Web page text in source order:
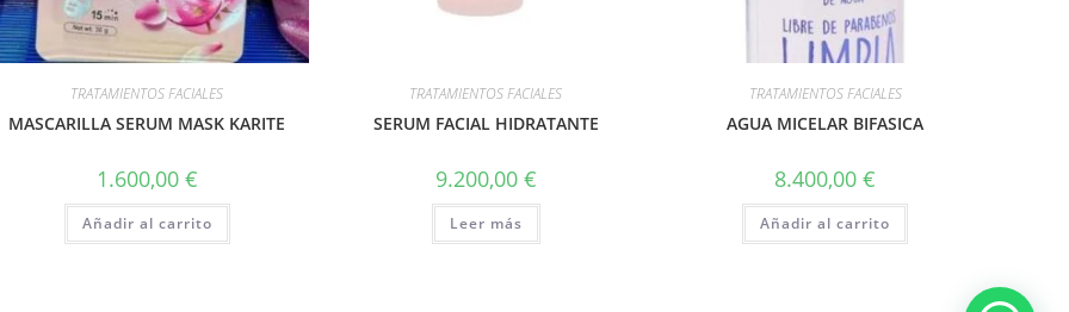
TRATAMIENTOS FACIALES
MASCARILLA SERUM MASK KARITE
1.600,00 €
Añadir al carrito
TRATAMIENTOS FACIALES
SERUM FACIAL HIDRATANTE
9.200,00 €
Leer más
TRATAMIENTOS FACIALES
AGUA MICELAR BIFASICA
8.400,00€
Añadir al carrito